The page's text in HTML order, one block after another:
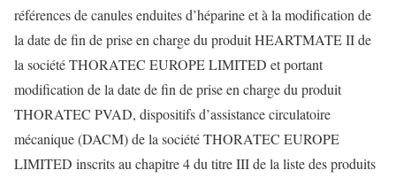
références de canules enduites d’héparine et à la modification de
la date de fin de prise en charge du produit HEARTMATE II de
la société THORATEC EUROPE LIMITED et portant
modification de la date de fin de prise en charge du produit
THORATEC PVAD, dispositifs d’assistance circulatoire
mécanique (DACM) de la société THORATEC EUROPE
LIMITED inscrits au chapitre 4 du titre III de la liste des produits